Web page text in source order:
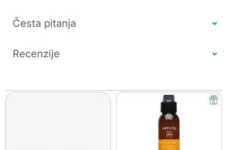
Česta pitanja
Recenzije